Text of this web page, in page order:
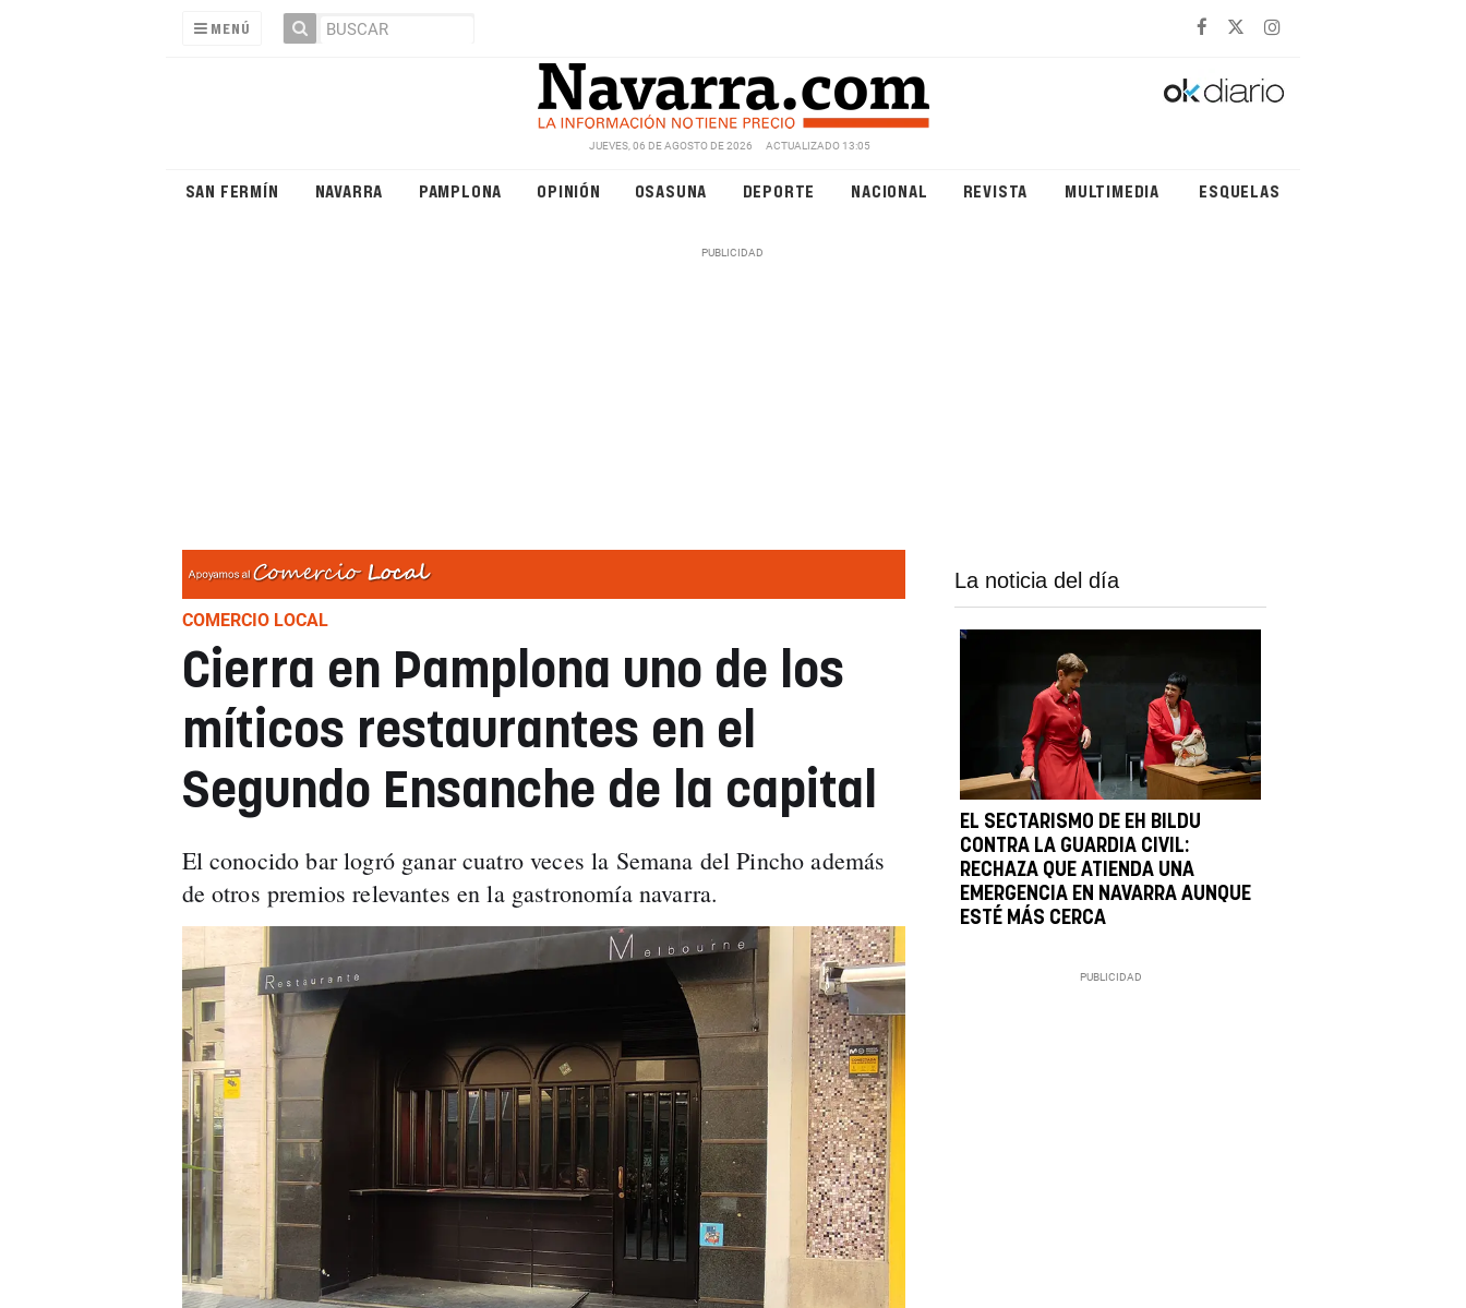
MENÚ
JUEVES, 06 DE AGOSTO DE 2026 ACTUALIZADO 13:05
SAN FERMÍN NAVARRA PAMPLONA OPINIÓN OSASUNA DEPORTE NACIONAL REVISTA MULTIMEDIA ESQUELAS
COMERCIO LOCAL
Cierra en Pamplona uno de los
míticos restaurantes en el
Segundo Ensanche de la capital
El conocido bar logró ganar cuatro veces la Semana del Pincho además
de otros premios relevantes en la gastronomía navarra.
La noticia del día
EL SECTARISMO DE EH BILDU
CONTRA LA GUARDIA CIVIL:
RECHAZA QUE ATIENDA UNA
EMERGENCIA EN NAVARRA AUNQUE
ESTÉ MÁS CERCA